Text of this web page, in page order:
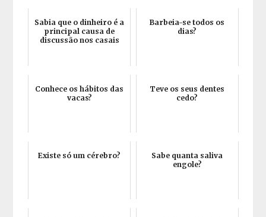
Sabia que o dinheiro é a
principal causa de
discussão nos casais
Barbeia-se todos os
dias?
Conhece os hábitos das
vacas?
Teve os seus dentes
cedo?
Existe só um cérebro?
Sabe quanta saliva
engole?